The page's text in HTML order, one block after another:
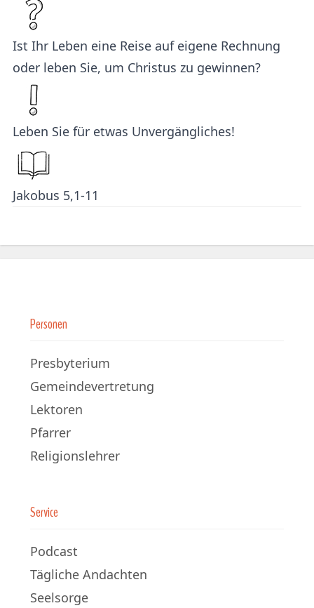
Ist Ihr Leben eine Reise auf eigene Rechnung
oder leben Sie, um Christus zu gewinnen?
Leben Sie für etwas Unvergängliches!
Jakobus 5,1-11
Personen
Presbyterium
Gemeindevertretung
Lektoren
Pfarrer
Religionslehrer
Service
Podcast
Tägliche Andachten
Seelsorge